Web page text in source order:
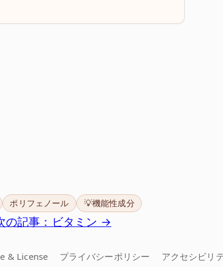
ポリフェノール 💡機能性成分
の記事：ビタミン →
& License プライバシーポリシー アクセシビリ